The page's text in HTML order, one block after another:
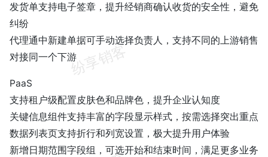
发货单支持电子签章，提升经销商确认收货的安全性，避免
纠纷
代理通中新建单据可手动选择负责人，支持不同的上游销售
对接同一个下游
PaaS
支持租户级配置皮肤色和品牌色，提升企业认知度
关键信息组件支持丰富的字段显示样式，按需选择突出重点
数据列表页支持折行和列宽设置，极大提升用户体验
新增日期范围字段组，可选开始和结束时间，满足更多业务